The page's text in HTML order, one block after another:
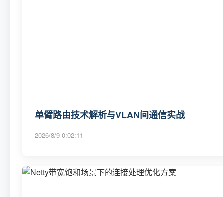
单臂路由技术解析与VLAN间通信实战
2026/8/9 0:02:11